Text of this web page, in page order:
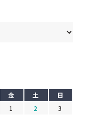
金 土
日
1
2
3